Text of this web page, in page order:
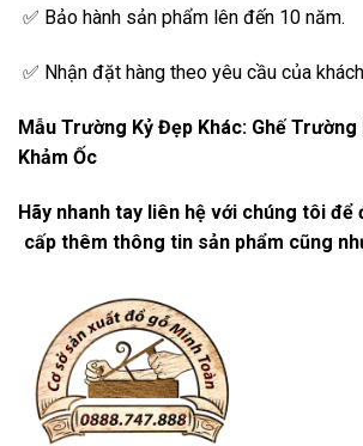
✅ Bảo hành sản phẩm lên đến 10 năm.
✅ Nhận đặt hàng theo yêu cầu của
Mẫu Trường Kỷ Đẹp Khác: Ghế Trường
Khảm Ốc
Hãy nhanh tay liên hệ với chúng tôi để
cấp thêm thông tin sản phẩm cũng